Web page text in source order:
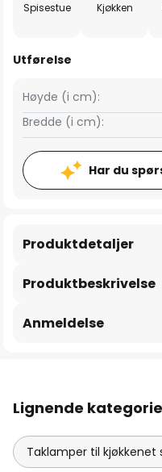
Spisestue Kjøkken
Utførelse
Bredde (i cm):
Høyde (i cm):
Har du
Produktbeskrivelse
Produktdetaljer
Anmeldelse
Lignende
Taklamper til kjøkkenet